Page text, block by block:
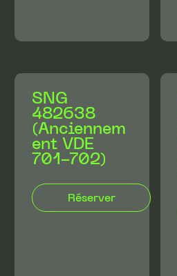
SNG
482638
(Anciennem
ent VDE
701-702)